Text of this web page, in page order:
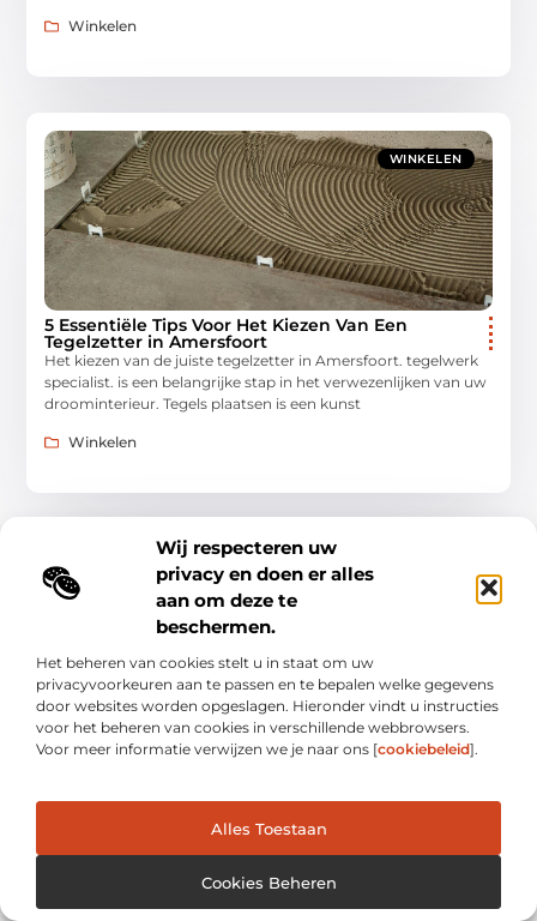
Wij respecteren uw
privacy en doen er alles
aan om deze te
beschermen.
Het beheren van cookies stelt u in staat om uw
privacyvoorkeuren aan te passen en te bepalen welke gegevens
door websites worden opgeslagen. Hieronder vindt u instructies
voor het beheren van cookies in verschillende webbrowsers.
Voor meer informatie verwijzen we je naar ons [cookiebeleid].
Alles Toestaan
Cookies Beheren
Winkelen
WINKELEN
5 Essentiële Tips Voor Het Kiezen Van Een
Tegelzetter in Amersfoort
Het kiezen van de juiste tegelzetter in Amersfoort. tegelwerk
specialist. is een belangrijke stap in het verwezenlijken van uw
droominterieur. Tegels plaatsen is een kunst
Winkelen
Vastgoed in Haarlemmermeer: Belangrijke Tips
en Veelgestelde Vragen
biedt unieke kansen voor vastgoedinvesteerders en
huizenkopers. Of u nu een ervaren vastgoedbelegger bent of